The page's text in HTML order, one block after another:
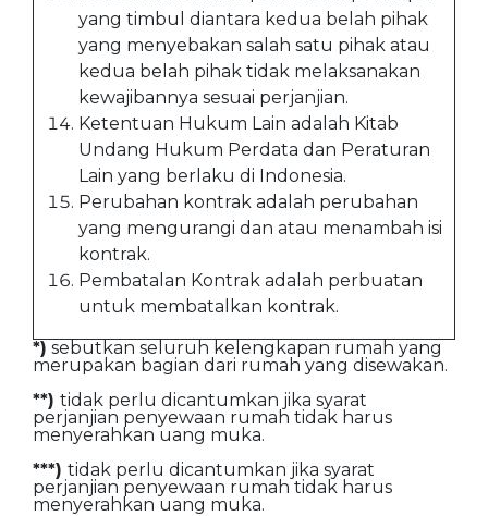
yang timbul diantara kedua belah pihak
yang menyebakan salah satu pihak atau
kedua belah pihak tidak melaksanakan
kewajibannya sesuai perjanjian.
Ketentuan Hukum Lain adalah Kitab
Undang Hukum Perdata dan Peraturan
Lain yang berlaku di Indonesia.
Perubahan kontrak adalah perubahan
yang mengurangi dan atau menambah isi
kontrak.
Pembatalan Kontrak adalah perbuatan
untuk membatalkan kontrak.
*) sebutkan seluruh kelengkapan rumah yang
merupakan bagian dari rumah yang disewakan.
**) tidak perlu dicantumkan jika syarat
perjanjian penyewaan rumah tidak harus
menyerahkan uang muka.
***) tidak perlu dicantumkan jika syarat
perjanjian penyewaan rumah tidak harus
menyerahkan uang muka.